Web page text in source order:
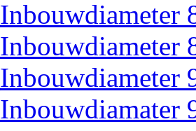
Inbouwdiameter
Inbouwdiameter
Inbouwdiameter
Inbouwdiamater